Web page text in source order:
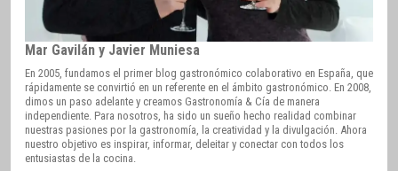
Mar Gavilán y Javier Muniesa
En 2005, fundamos el primer blog gastronómico colaborativo en España, que
rápidamente se convirtió en un referente en el ámbito gastronómico. En 2008,
dimos un paso adelante y creamos Gastronomía & Cía de manera
independiente. Para nosotros, ha sido un sueño hecho realidad combinar
nuestras pasiones por la gastronomía, la creatividad y la divulgación. Ahora
nuestro objetivo es inspirar, informar, deleitar y conectar con todos los
entusiastas de la cocina.